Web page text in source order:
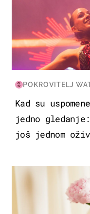
POKROVITELJ
Kad su
jedno
još jednom
MODA & LJEPOTA